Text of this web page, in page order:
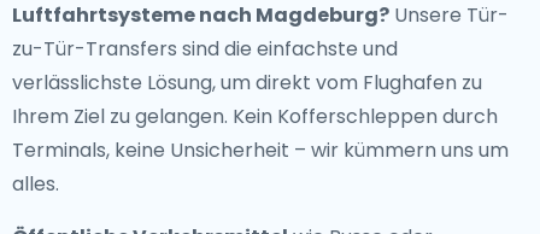
Luftfahrtsysteme nach Magdeburg? Unsere Tür-
zu-Tür-Transfers sind die einfachste und
verlässlichste Lösung, um direkt vom Flughafen zu
Ihrem Ziel zu gelangen. Kein Kofferschleppen durch
Terminals, keine Unsicherheit – wir kümmern uns um
alles.